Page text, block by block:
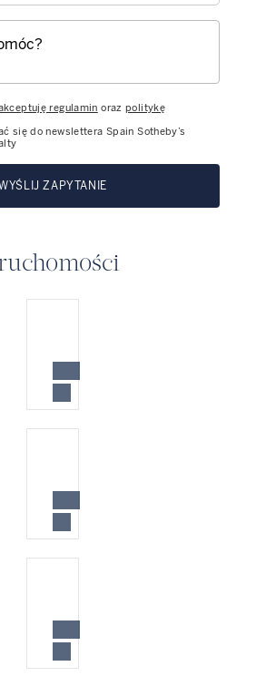
regulamin oraz politykę
się do newslettera Spain Sotheby’s
ZAPYTANIE